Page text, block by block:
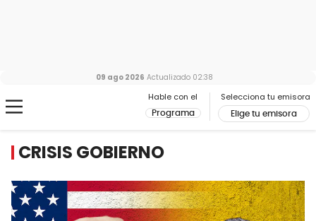
Hable con el
Programa
Selecciona tu emisora
Elige tu emisora
09 ago 2026 Actualizado 02:38
CRISIS GOBIERNO